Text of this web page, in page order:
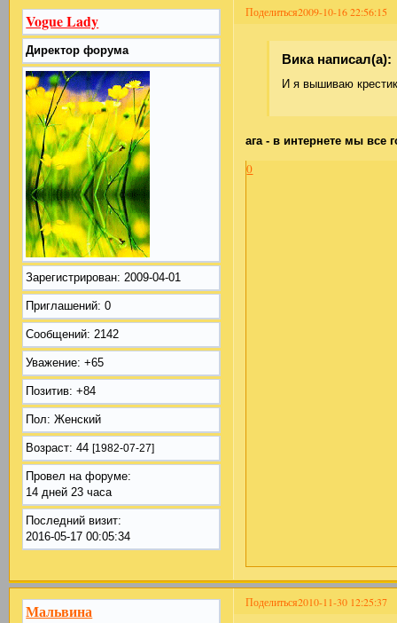
Поделиться2009-10-16 22:56:15
Vogue Lady
Директор форума
Зарегистрирован: 2009-04-01
Приглашений: 0
Сообщений: 2142
Уважение: +65
Позитив: +84
Пол: Женский
Возраст: 44[1982-07-27]
Провел на форуме:
14 дней 23 часа
Последний визит:
2016-05-17 00:05:34
Вика написал(а):
И я вышиваю
ага - в интернете мы все
0
Поделиться2010-11-30 12:25:37
Мальвина